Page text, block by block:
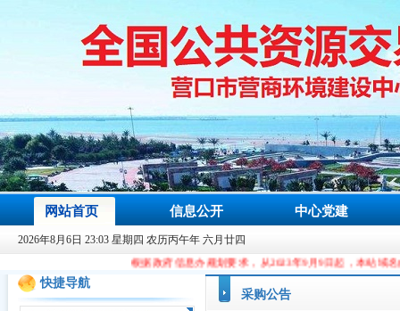
网站首页 信息公开 中心党建
2026年8月6日 23:03 星期四 农历丙午年 六月廿四
根据政府信息办规划要求，从2023年9月9日起，本站域名由
快捷导航
采购公告